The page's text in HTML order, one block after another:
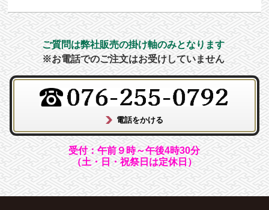
ご質問は弊社販売の掛け軸のみとなります
※お電話でのご注文はお受けしていません
受付：午前９時～午後4時30分
（土・日・祝祭日は定休日）